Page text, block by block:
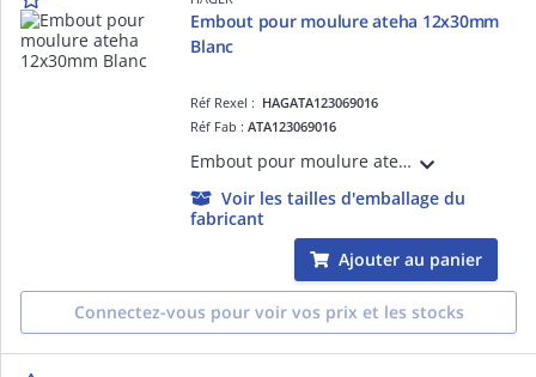
Embout pour moulure ateha 12x30mm
Blanc
Réf Rexel : HAGATA123069016
Réf Fab :ATA123069016
Embout pour moulure ateha 12x30mm Blanc. Permet de masquer les défauts de coupe et de respecter l'indice de protection.
Voir les tailles d'emballage du
fabricant
Ajouter au panier
Connectez-vous pour voir vos prix et les stocks